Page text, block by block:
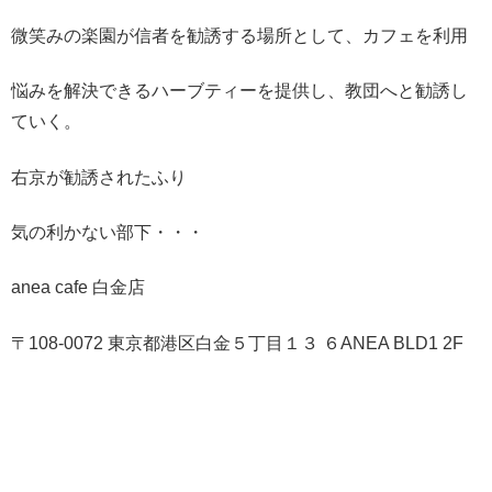
微笑みの楽園が信者を勧誘する場所として、カフェを利用
悩みを解決できるハーブティーを提供し、教団へと勧誘し
ていく。
右京が勧誘されたふり
気の利かない部下・・・
anea cafe 白金店
〒108-0072 東京都港区白金５丁目１３ ６ANEA BLD1 2F